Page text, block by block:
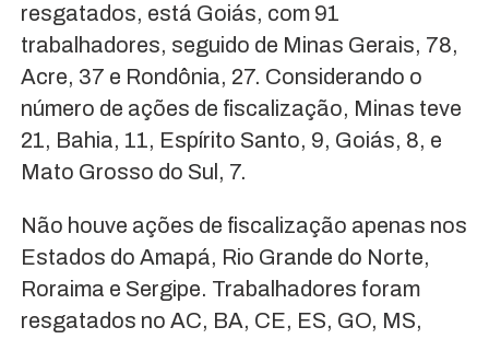
resgatados, está Goiás, com 91
trabalhadores, seguido de Minas Gerais, 78,
Acre, 37 e Rondônia, 27. Considerando o
número de ações de fiscalização, Minas teve
21, Bahia, 11, Espírito Santo, 9, Goiás, 8, e
Mato Grosso do Sul, 7.
Não houve ações de fiscalização apenas nos
Estados do Amapá, Rio Grande do Norte,
Roraima e Sergipe. Trabalhadores foram
resgatados no AC, BA, CE, ES, GO, MS,